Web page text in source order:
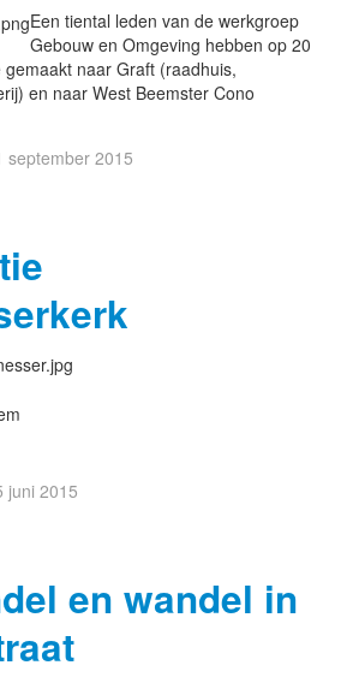
Een tiental leden van de werkgroep
Gebouw en Omgeving hebben op 20
naar Graft (raadhuis,
en naar West Beemster Cono
september 2015
juni 2015
en wandel in